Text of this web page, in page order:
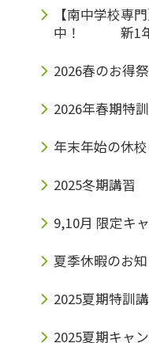
【南中学校専
中！ 新1年生
2026春のお得
2026年春期特
年末年始の休
2025冬期講習
9,10月 限定キ
夏季休暇のお
2025夏期特訓
2025夏期キャ